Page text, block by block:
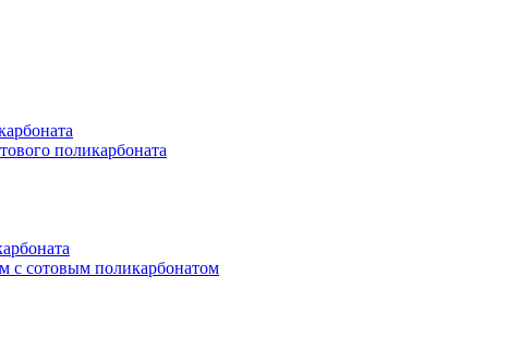
поликарбоната
с сотовым поликарбонатом